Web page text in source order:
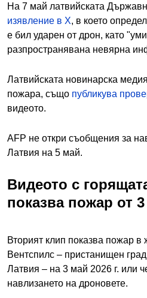
На 7 май латвийската
изявление в X, в което
е бил ударен от дрон, като
разпространявана невярна
Латвийската новинарска
пожара, също публикува
видеото.
AFP не откри съобщения за
Латвия на 5 май.
Видеото с
показва пожар от
Вторият клип показва пожар
Вентспилс – пристанищен
Латвия – на 3 май 2026 г. или
навлизането на дроновете.